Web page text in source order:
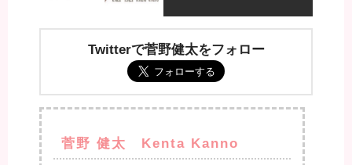
Twitterで菅野健太をフォロー
菅野 健太 Kenta Kanno